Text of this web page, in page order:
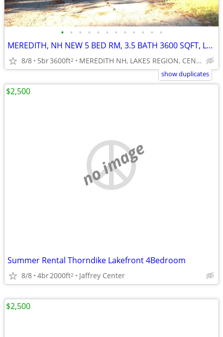
• • • • • • • • • • • •
MEREDITH, NH NEW 5 BED RM, 3.5 BATH 3600 SQFT, LAKEVIEWS, 2 HRS N. BOS
8/8 5br3600ft2 MEREDITH NH, LAKES REGION, CENTRAL NH.
show duplicates
no image
Summer Rental Thorndike Lakefront 4Bedroom
8/8 4br2000ft2 Jaffrey Center
$2,500
$2,500